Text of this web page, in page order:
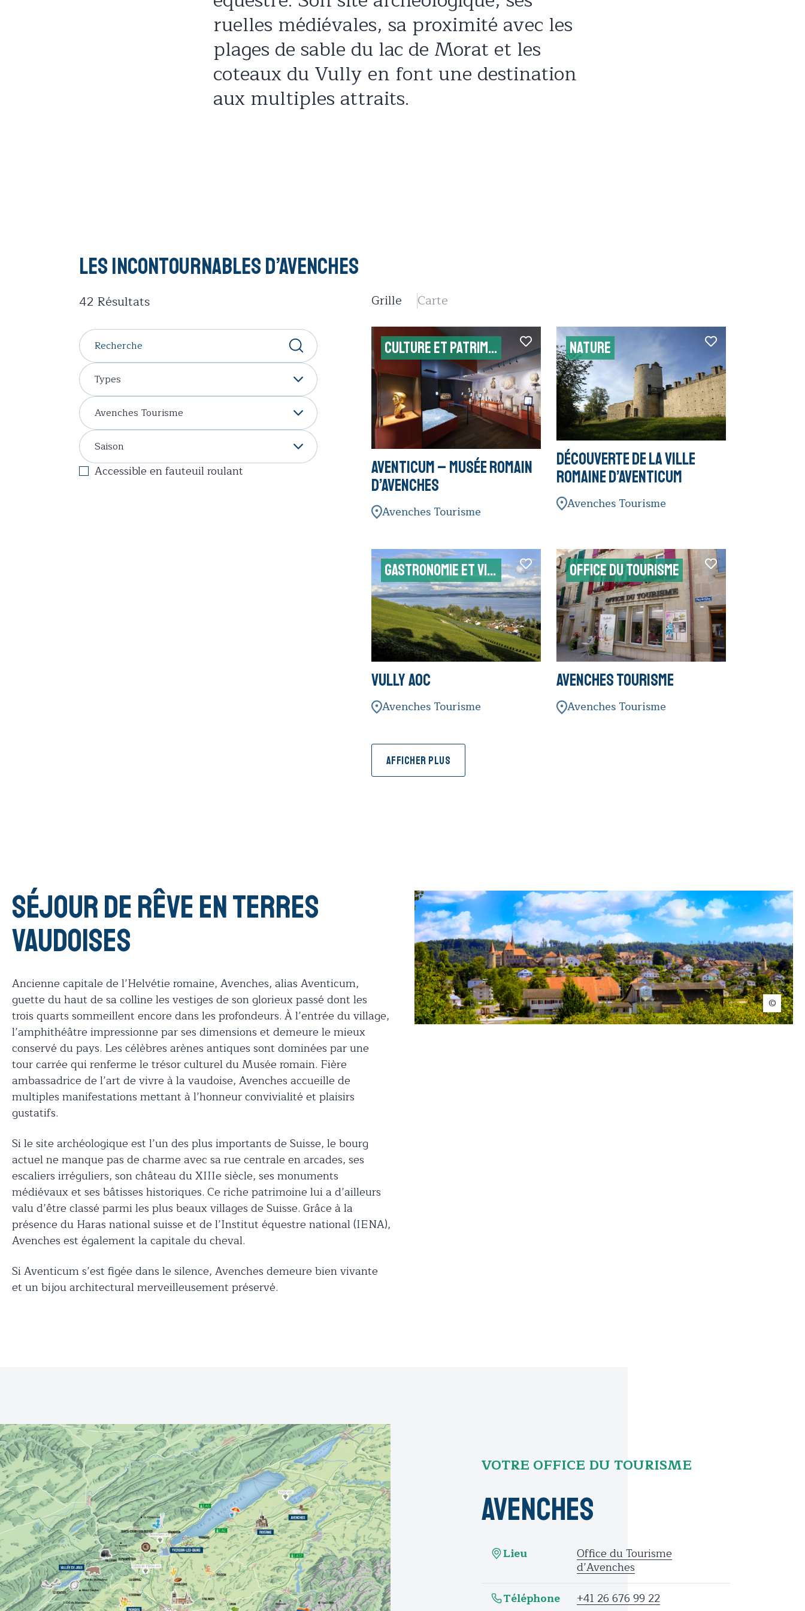
ruelles médiévales, sa proximité avec les
plages de sable du lac de Morat et les
coteaux du Vully en font une destination
aux multiples attraits.
Les incontournables d’Avenches
42 Résultats
Types
Avenches Tourisme
Saison
Accessible en fauteuil roulant
Grille Carte
CULTURE ET PATRIMOINE
Aventicum – Musée romain
d’Avenches
Avenches Tourisme
NATURE
Découverte de la ville
romaine d’Aventicum
Avenches Tourisme
GASTRONOMIE ET VINS
Vully AOC
Avenches Tourisme
OFFICE DU TOURISME
Avenches Tourisme
Avenches Tourisme
AFFICHER PLUS
Séjour de rêve en terres
vaudoises
Ancienne capitale de l’Helvétie romaine, Avenches, alias Aventicum,
guette du haut de sa colline les vestiges de son glorieux passé dont les
trois quarts sommeillent encore dans les profondeurs. À l’entrée du village,
l’amphithéâtre impressionne par ses dimensions et demeure le mieux
conservé du pays. Les célèbres arènes antiques sont dominées par une
tour carrée qui renferme le trésor culturel du Musée romain. Fière
ambassadrice de l’art de vivre à la vaudoise, Avenches accueille de
multiples manifestations mettant à l’honneur convivialité et plaisirs
gustatifs.
Si le site archéologique est l’un des plus importants de Suisse, le bourg
actuel ne manque pas de charme avec sa rue centrale en arcades, ses
escaliers irréguliers, son château du XIIIe siècle, ses monuments
médiévaux et ses bâtisses historiques. Ce riche patrimoine lui a d’ailleurs
valu d’être classé parmi les plus beaux villages de Suisse. Grâce à la
présence du Haras national suisse et de l’Institut équestre national (IENA),
Avenches est également la capitale du cheval.
Si Aventicum s’est figée dans le silence, Avenches demeure bien vivante
et un bijou architectural merveilleusement préservé.
© Jantet Patrick
VOTRE OFFICE DU TOURISME
Avenches
Lieu Office du Tourisme
d’Avenches
Téléphone
+41 26 676 99 22